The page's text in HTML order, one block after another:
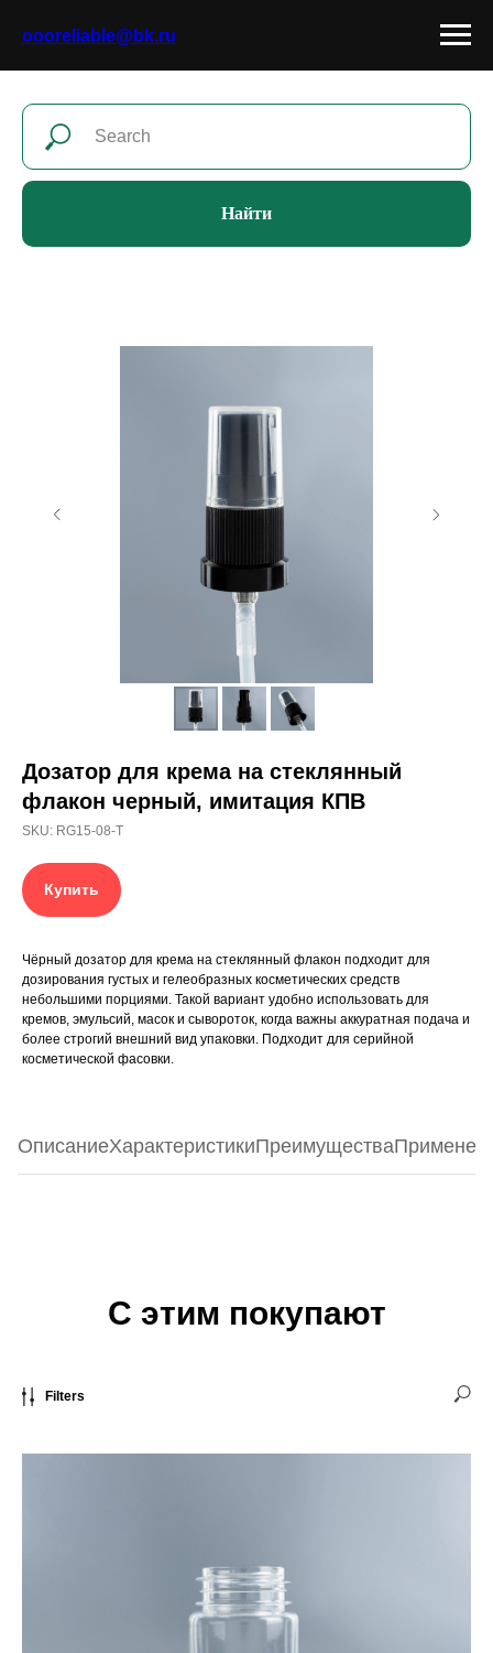
oooreliable@bk.ru
Найти
Дозатор для крема на стеклянный
флакон черный, имитация КПВ
SKU: RG15-08-T
Купить
Чёрный дозатор для крема на стеклянный флакон подходит для
дозирования густых и гелеобразных косметических средств
небольшими порциями. Такой вариант удобно использовать для
кремов, эмульсий, масок и сывороток, когда важны аккуратная подача и
более строгий внешний вид упаковки. Подходит для серийной
косметической фасовки.
ОписаниеХарактеристикиПреимущества
С этим покупают
Filters